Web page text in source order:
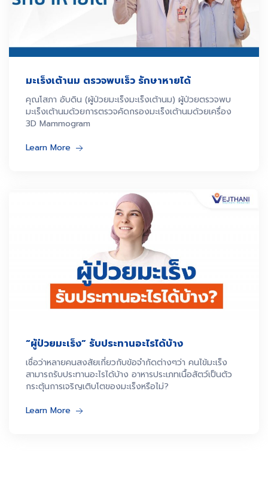
มะเร็งเต้านม ตรวจพบเร็ว รักษาหายได้
คุณโสภา อับดิน (ผู้ป่วยมะเร็งมะเร็งเต้านม) ผู้ป่วยตรวจพบ
มะเร็งเต้านมด้วยการตรวจคัดกรองมะเร็งเต้านมด้วยเครื่อง
3D Mammogram
Learn More
“ผู้ป่วยมะเร็ง” รับประทานอะไรได้บ้าง
เชื่อว่าหลายคนสงสัยเกี่ยวกับข้อจำกัดต่างๆว่า คนไข้มะเร็ง
สามารถรับประทานอะไรได้บ้าง อาหารประเภทเนื้อสัตว์เป็นตัว
กระตุ้นการเจริญเติบโตของมะเร็งหรือไม่?
Learn More